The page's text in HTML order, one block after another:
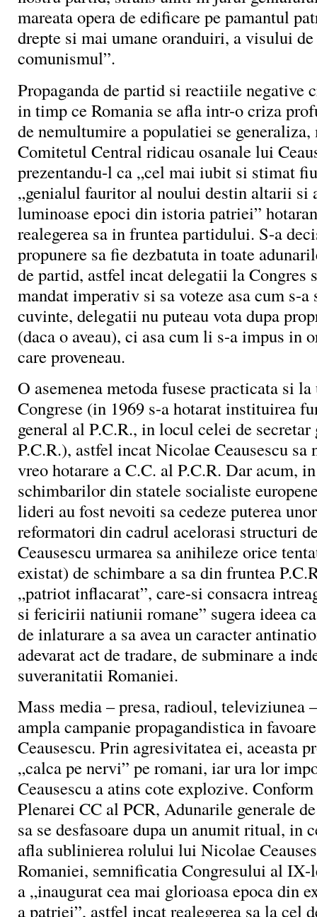
mareata opera de edificare pe pamantul
drepte si mai umane oranduiri, a visului
comunismul”.
Propaganda de partid si reactiile negative
in timp ce Romania se afla intr-o criza
de nemultumire a populatiei se
Comitetul Central ridicau osanale lui
prezentandu-l ca „cel mai iubit si stimat
„genialul fauritor al noului destin altarii si
luminoase epoci din istoria patriei”
realegerea sa in fruntea partidului. S-a
propunere sa fie dezbatuta in toate
de partid, astfel incat delegatii la Congres
mandat imperativ si sa voteze asa cum s-
cuvinte, delegatii nu puteau vota dupa
(daca o aveau), ci asa cum li s-a impus in
care proveneau.
O asemenea metoda fusese practicata si
Congrese (in 1969 s-a hotarat instituirea
general al P.C.R., in locul celei de
P.C.R.), astfel incat Nicolae Ceausescu sa
vreo hotarare a C.C. al P.C.R. Dar acum,
schimbarilor din statele socialiste
lideri au fost nevoiti sa cedeze puterea
reformatori din cadrul acelorasi structuri
Ceausescu urmarea sa anihileze orice
existat) de schimbare a sa din fruntea
„patriot inflacarat”, care-si consacra
si fericirii natiunii romane” sugera ideea
de inlaturare a sa avea un caracter
adevarat act de tradare, de subminare a
suveranitatii Romaniei.
Mass media – presa, radioul, televiziunea
ampla campanie propagandistica in
Ceausescu. Prin agresivitatea ei, aceasta
„calca pe nervi” pe romani, iar ura lor
Ceausescu a atins cote explozive.
Plenarei CC al PCR, Adunarile generale
sa se desfasoare dupa un anumit ritual, in
afla sublinierea rolului lui Nicolae
Romaniei, semnificatia Congresului al IX-
a „inaugurat cea mai glorioasa epoca din
a patriei”, astfel incat realegerea sa la cel